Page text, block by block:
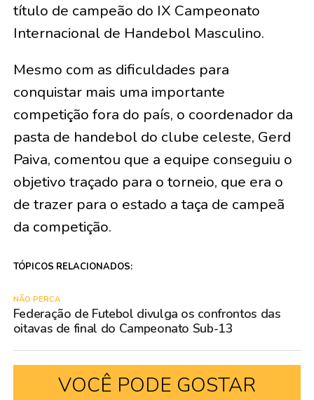
título de campeão do IX Campeonato
Internacional de Handebol Masculino.
Mesmo com as dificuldades para
conquistar mais uma importante
competição fora do país, o coordenador da
pasta de handebol do clube celeste, Gerd
Paiva, comentou que a equipe conseguiu o
objetivo traçado para o torneio, que era o
de trazer para o estado a taça de campeã
da competição.
TÓPICOS RELACIONADOS:
NÃO PERCA
Federação de Futebol divulga os confrontos das
oitavas de final do Campeonato Sub-13
VOCÊ PODE GOSTAR